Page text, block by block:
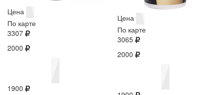
Цена
По карте
3307
2000
1900
Цена
По карте
3065
2000